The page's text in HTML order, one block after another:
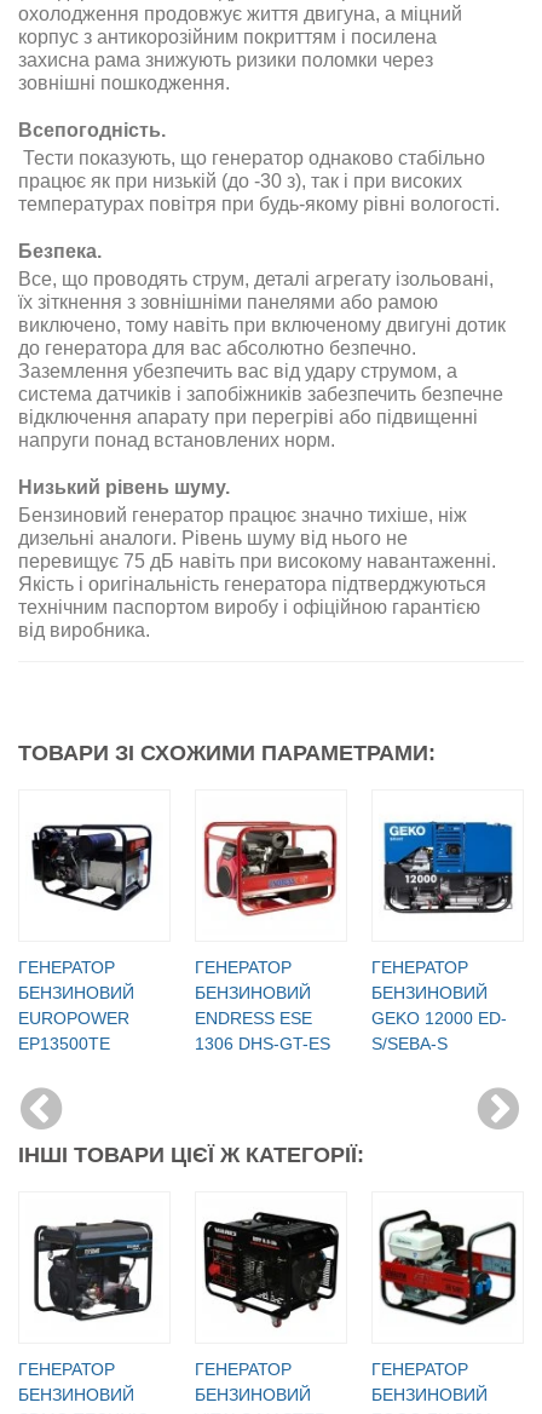
охолодження продовжує життя двигуна, а міцний
корпус з антикорозійним покриттям і посилена
захисна рама знижують ризики поломки через
зовнішні пошкодження.
Всепогодність.
Тести показують, що генератор однаково стабільно
працює як при низькій (до -30 з), так і при високих
температурах повітря при будь-якому рівні вологості.
Безпека.
Все, що проводять струм, деталі агрегату ізольовані,
їх зіткнення з зовнішніми панелями або рамою
виключено, тому навіть при включеному двигуні дотик
до генератора для вас абсолютно безпечно.
Заземлення убезпечить вас від удару струмом, а
система датчиків і запобіжників забезпечить безпечне
відключення апарату при перегріві або підвищенні
напруги понад встановлених норм.
Низький рівень шуму.
Бензиновий генератор працює значно тихіше, ніж
дизельні аналоги. Рівень шуму від нього не
перевищує 75 дБ навіть при високому навантаженні.
Якість і оригінальність генератора підтверджуються
технічним паспортом виробу і офіційною гарантією
від виробника.
ТОВАРИ ЗІ СХОЖИМИ ПАРАМЕТРАМИ:
ГЕНЕРАТОР
БЕНЗИНОВИЙ
EUROPOWER
EP13500TE
ГЕНЕРАТОР
БЕНЗИНОВИЙ
ENDRESS ESE
1306 DHS-GT-ES
ГЕНЕРАТОР
БЕНЗИНОВИЙ
GEKO 12000 ED-
S/SEBA-S
ІНШІ ТОВАРИ ЦІЄЇ Ж КАТЕГОРІЇ:
ГЕНЕРАТОР
БЕНЗИНОВИЙ
ГЕНЕРАТОР
БЕНЗИНОВИЙ
ГЕНЕРАТОР
БЕНЗИНОВИЙ